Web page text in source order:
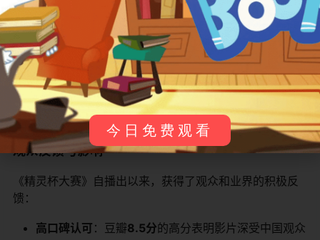
​Queen Clarion / 克莱瑞恩女王​ 信息缺失 精灵谷的统
​Clank / 克拉尼克​ 信息缺失 大赛解说员
​Bobble / 鲍伯​ 信息缺失
观众反馈与影响
《精灵杯大赛》自播出以来，获得了观众和业界的积极反
馈：
​高口碑认可​ ​：豆瓣​​8.5分​​的高分表明影片深受中国观众
今日免费观看